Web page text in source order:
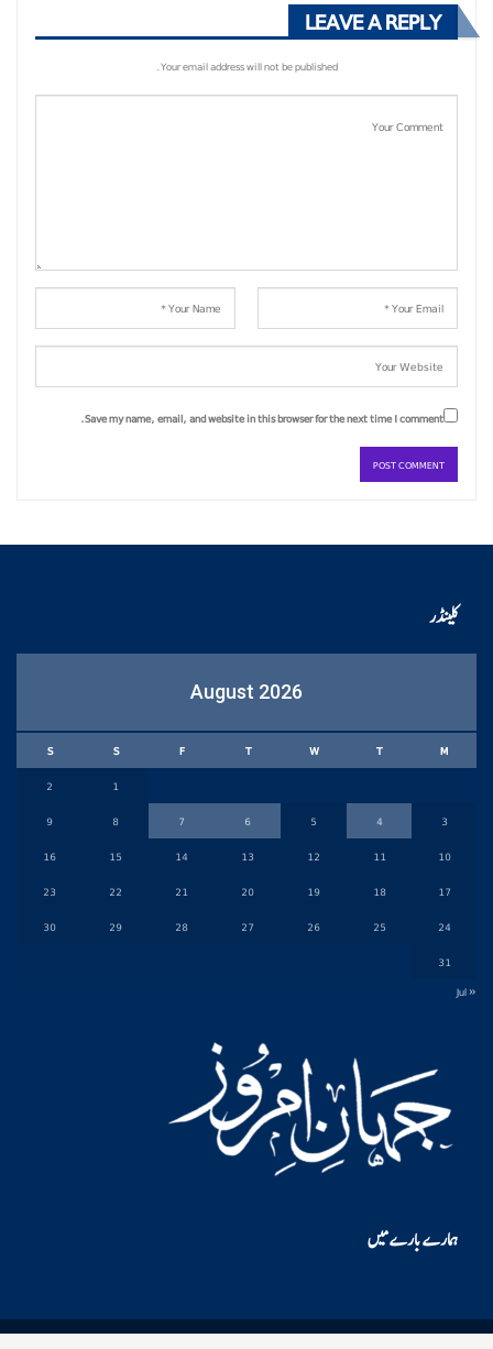
LEAVE A REPLY
Your email address will not be published.
Save my name, email, and website in this browser for the next time I comment.
کلینڈر
August 2026
M
T
W
T
F
S
S
1
2
3
4
5
6
7
8
9
10
11
12
13
14
15
16
17
18
19
20
21
22
23
24
25
26
27
28
29
30
31
« Jul
ہمارے بارے میں